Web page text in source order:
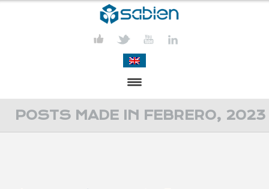
PRESENTACIÓN
POSTS MADE IN FEBRERO, 2023